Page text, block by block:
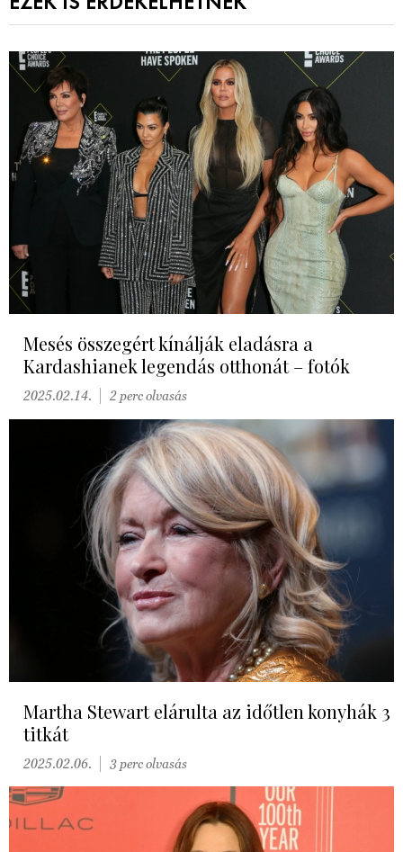
Mesés összegért kínálják eladásra a
Kardashianek legendás otthonát – fotók
2025.02.14. 2 perc olvasás
Martha Stewart elárulta az időtlen konyhák 3
titkát
2025.02.06. 3 perc olvasás